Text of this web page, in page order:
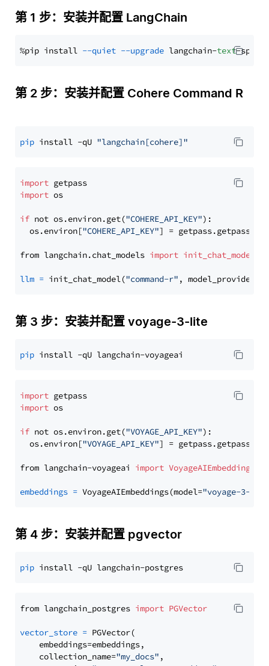
第 1 步：安装并配置 LangChain
%pip install --quiet --upgrade langchain-text
第 2 步：安装并配置 Cohere Command R
pip install -qU "langchain[cohere]"
import
import os
if not os.environ.get("COHERE_API_KEY"):
  os.environ[
"COHERE_API_KEY"] = getpass.getpass(
from langchain.chat_models import init_chat_model
llm = init_chat_model("command-r" , model_provider=
第 3 步：安装并配置 voyage-3-lite
pip
import
import os
if not os.environ.get("VOYAGE_API_KEY"):
  os.environ[
"VOYAGE_API_KEY"] = getpass.getpass(
from langchain-voyageai import VoyageAIEmbeddings
embeddings = VoyageAIEmbeddings(model="voyage-3-
第 4 步：安装并配置 pgvector
pip
from langchain_postgres import PGVector
vector_store = PGVector(
    embeddings=embeddings,
    collection_name=
"my_docs" ,